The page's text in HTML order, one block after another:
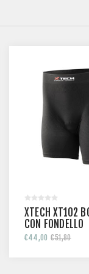
XTECH GUANTI
€23,20 €27,40